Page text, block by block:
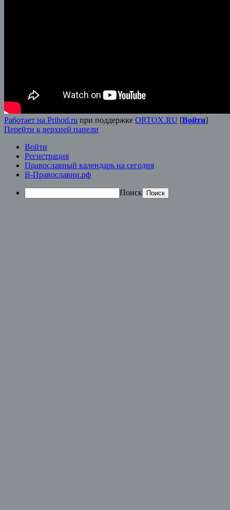
Работает на Prihod.ru при поддержке ORTOX.RU [Войти]
Перейти к верхней панели
Войти
Регистрация
Православный календарь на сегодня
В-Православии.рф
Поиск